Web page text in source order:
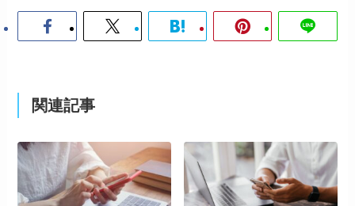
関連記事